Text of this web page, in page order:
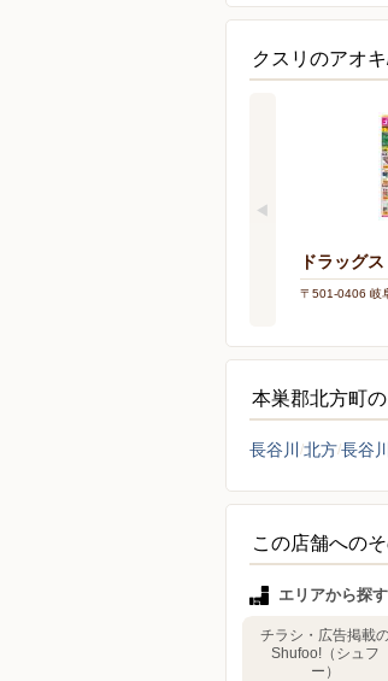
クスリのアオ
ドラッグ
〒501-0406 岐
本巣郡北方町
長谷川 北方長谷
この店舗への
エリアから探す
チラシ・広告掲載
Shufoo!（シュフ
ー）